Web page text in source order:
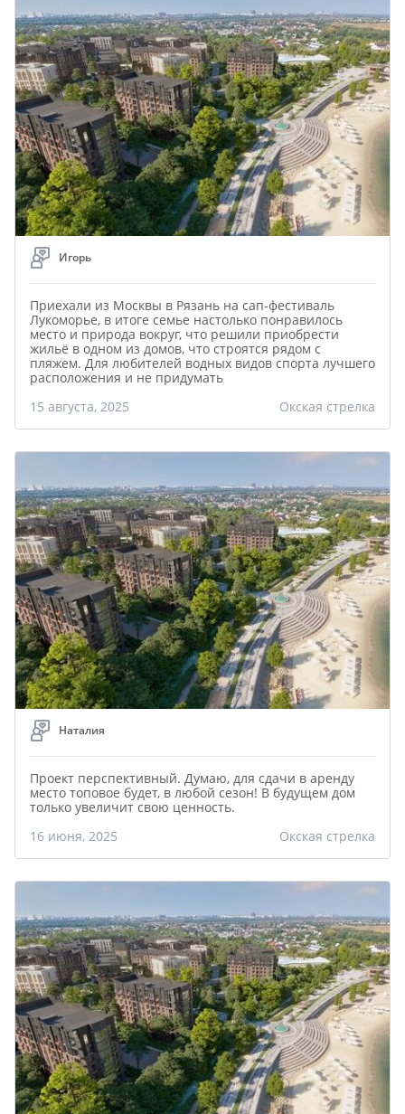
Игорь
Приехали из Москвы в Рязань на сап-фестиваль
Лукоморье, в итоге семье настолько понравилось
место и природа вокруг, что решили приобрести
жильё в одном из домов, что строятся рядом с
пляжем. Для любителей водных видов спорта лучшего
расположения и не придумать
15 августа, 2025
Окская стрелка
Наталия
Проект перспективный. Думаю, для сдачи в аренду
место топовое будет, в любой сезон! В будущем дом
только увеличит свою ценность.
16 июня, 2025
Окская стрелка